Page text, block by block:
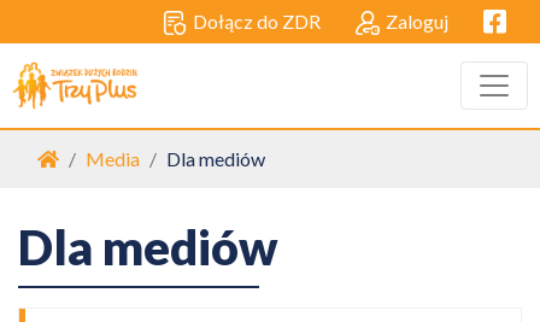
Dołącz do ZDR Zaloguj
Strona główna
Media Dla mediów
Dla mediów